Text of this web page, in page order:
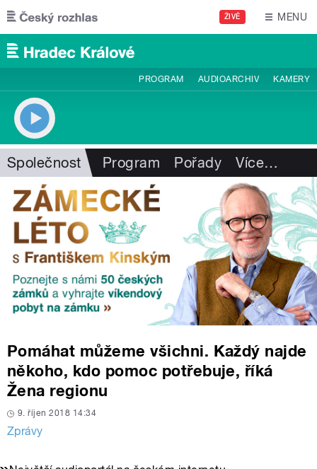
Přejít k hlavnímu obsahu
ŽIVĚ MENU
PROGRAM AUDIOARCHIV KAMERY
Společnost Program Pořady Více…
Pomáhat můžeme všichni. Každý najde
někoho, kdo pomoc potřebuje, říká
Žena regionu
9. říjen 2018 14:34
Zprávy